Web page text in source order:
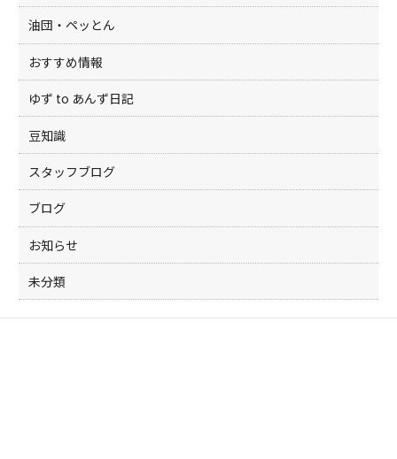
油団・ペッとん
おすすめ情報
ゆず to あんず日記
豆知識
スタッフブログ
ブログ
お知らせ
未分類